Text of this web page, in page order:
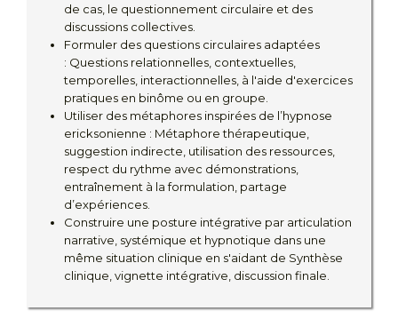
de cas, le questionnement circulaire et des
discussions collectives.
Formuler des questions circulaires adaptées
: Questions relationnelles, contextuelles,
temporelles, interactionnelles, à l'aide d'exercices
pratiques en binôme ou en groupe.
Utiliser des métaphores inspirées de l’hypnose
ericksonienne : Métaphore thérapeutique,
suggestion indirecte, utilisation des ressources,
respect du rythme avec démonstrations,
entraînement à la formulation, partage
d’expériences.
Construire une posture intégrative par articulation
narrative, systémique et hypnotique dans une
même situation clinique en s'aidant de Synthèse
clinique, vignette intégrative, discussion finale.